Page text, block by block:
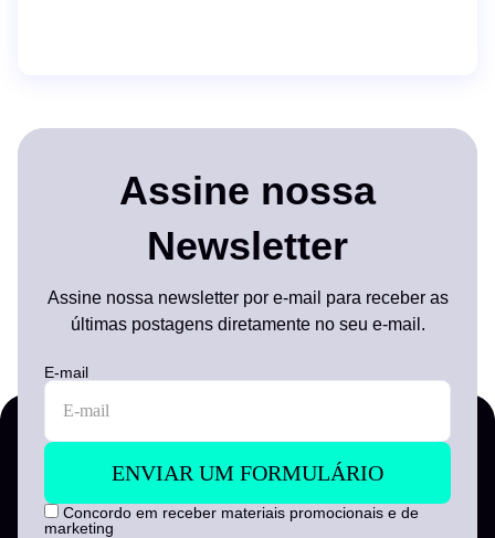
Assine nossa
Newsletter
Assine nossa newsletter por e-mail para receber as
últimas postagens diretamente no seu e-mail.
E-mail
Concordo em receber materiais promocionais e de
marketing